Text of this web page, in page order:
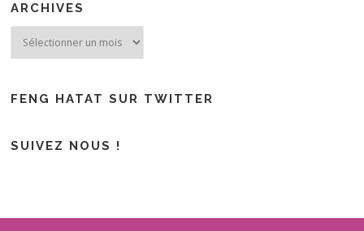
ARCHIVES
FENG HATAT SUR TWITTER
SUIVEZ NOUS !